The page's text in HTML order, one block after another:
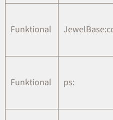
Funktional
Funktional ps: